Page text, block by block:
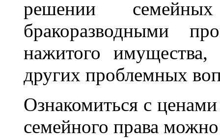
решении
бракоразводными
нажитого имущества,
других проблемных
Ознакомиться с
семейного права